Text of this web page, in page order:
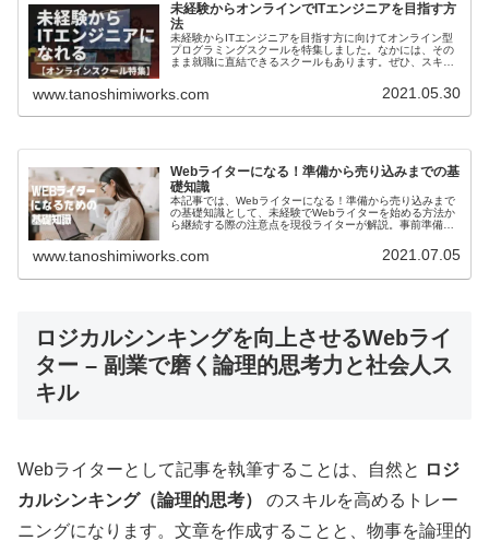
未経験からオンラインでITエンジニアを目指す方
法
未経験からITエンジニアを目指す方に向けてオンライン型
プログラミングスクールを特集しました。なかには、その
まま就職に直結できるスクールもあります。ぜひ、スキル
www.tanoshimiworks.com 2021.05.30
Webライターになる！準備から売り込みまでの基
礎知識
本記事では、Webライターになる！準備から売り込みまで
の基礎知識として、未経験でWebライターを始める方法か
ら継続する際の注意点を現役ライターが解説。事前準備、
www.tanoshimiworks.com 2021.07.05
ロジカルシンキングを向上させるWebライ
ター – 副業で磨く論理的思考力と社会人ス
キル
Webライターとして記事を執筆することは、自然と ロジ
カルシンキング（論理的思考）
のスキルを高めるトレー
ニングになります。文章を作成することと、物事を論理的